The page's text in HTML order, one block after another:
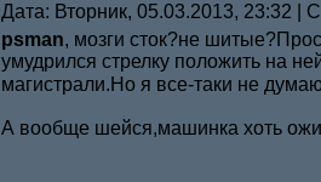
Дата: Вторник, 05.03.2013, 23:32 |
psman, мозги сток?не
умудрился стрелку положить на
магистрали.Но я все-таки не
А вообще шейся,машинка хоть